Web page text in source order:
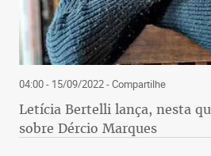
04:00 - 15/09/2022- Compartilhe
Letícia Bertelli lança, nesta
sobre Dércio Marques